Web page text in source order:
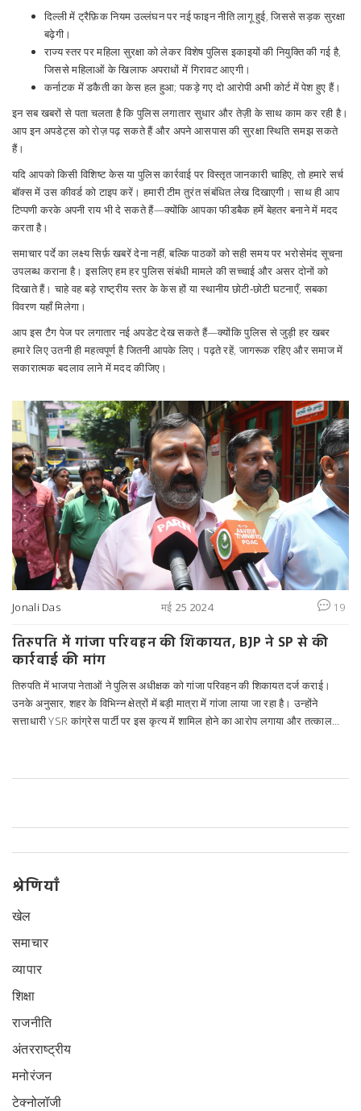
दिल्ली में ट्रैफ़िक नियम उल्लंघन पर नई फाइन नीति लागू हुई, जिससे सड़क सुरक्षा
बढ़ेगी।
राज्य स्तर पर महिला सुरक्षा को लेकर विशेष पुलिस इकाइयों की नियुक्ति की गई है,
जिससे महिलाओं के खिलाफ अपराधों में गिरावट आएगी।
कर्नाटक में डकैती का केस हल हुआ; पकड़े गए दो आरोपी अभी कोर्ट में पेश हुए हैं।
इन सब खबरों से पता चलता है कि पुलिस लगातार सुधार और तेज़ी के साथ काम कर रही है।
आप इन अपडेट्स को रोज़ पढ़ सकते हैं और अपने आसपास की सुरक्षा स्थिति समझ सकते
हैं।
यदि आपको किसी विशिष्ट केस या पुलिस कार्रवाई पर विस्तृत जानकारी चाहिए, तो हमारे सर्च
बॉक्स में उस कीवर्ड को टाइप करें। हमारी टीम तुरंत संबंधित लेख दिखाएगी। साथ ही आप
टिप्पणी करके अपनी राय भी दे सकते हैं—क्योंकि आपका फीडबैक हमें बेहतर बनाने में मदद
करता है।
समाचार पर्दे का लक्ष्य सिर्फ़ खबरें देना नहीं, बल्कि पाठकों को सही समय पर भरोसेमंद सूचना
उपलब्ध कराना है। इसलिए हम हर पुलिस संबंधी मामले की सच्चाई और असर दोनों को
दिखाते हैं। चाहे वह बड़े राष्ट्रीय स्तर के केस हों या स्थानीय छोटी‑छोटी घटनाएँ, सबका
विवरण यहाँ मिलेगा।
आप इस टैग पेज पर लगातार नई अपडेट देख सकते हैं—क्योंकि पुलिस से जुड़ी हर खबर
हमारे लिए उतनी ही महत्वपूर्ण है जितनी आपके लिए। पढ़ते रहें, जागरूक रहिए और समाज में
सकारात्मक बदलाव लाने में मदद कीजिए।
Jonali Das मई 25 2024 19
तिरुपति में गांजा परिवहन की शिकायत, BJP ने SP से की
कार्रवाई की मांग
तिरुपति में भाजपा नेताओं ने पुलिस अधीक्षक को गांजा परिवहन की शिकायत दर्ज कराई।
उनके अनुसार, शहर के विभिन्न क्षेत्रों में बड़ी मात्रा में गांजा लाया जा रहा है। उन्होंने
सत्ताधारी YSR कांग्रेस पार्टी पर इस कृत्य में शामिल होने का आरोप लगाया और तत्काल
श्रेणियाँ
खेल
समाचार
व्यापार
शिक्षा
राजनीति
अंतरराष्ट्रीय
मनोरंजन
टेक्नोलॉजी